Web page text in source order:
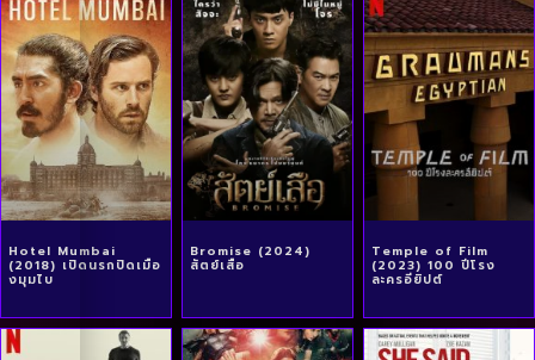
Hotel Mumbai
(2018) เปิดนรกปิดเมือ
งมุมไบ
Bromise (2024)
สัตย์เสือ
Temple of Film
(2023) 100 ปีโรง
ละครอียิปต์